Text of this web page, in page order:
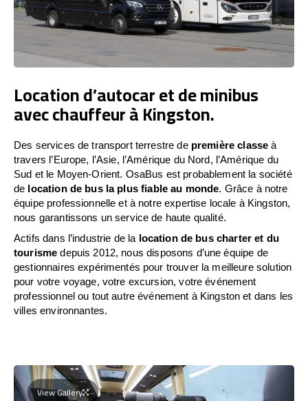
Location d’autocar et de minibus
avec chauffeur à Kingston.
Des services de transport terrestre de première classe à
travers l’Europe, l’Asie, l’Amérique du Nord, l’Amérique du
Sud et le Moyen-Orient. OsaBus est probablement la société
de location de bus la plus fiable au monde. Grâce à notre
équipe professionnelle et à notre expertise locale à Kingston,
nous garantissons un service de haute qualité.
Actifs dans l’industrie de la location de bus charter et du
tourisme depuis 2012, nous disposons d’une équipe de
gestionnaires expérimentés pour trouver la meilleure solution
pour votre voyage, votre excursion, votre événement
professionnel ou tout autre événement à Kingston et dans les
villes environnantes.
View Gallery